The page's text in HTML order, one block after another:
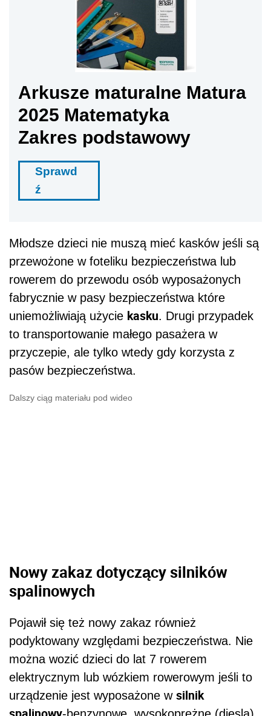
Arkusze maturalne Matura
2025 Matematyka
Zakres podstawowy
Sprawd
ź
Młodsze dzieci nie muszą mieć kasków jeśli są
przewożone w foteliku bezpieczeństwa lub
rowerem do przewodu osób wyposażonych
fabrycznie w pasy bezpieczeństwa które
uniemożliwiają użycie kasku. Drugi przypadek
to transportowanie małego pasażera w
przyczepie, ale tylko wtedy gdy korzysta z
pasów bezpieczeństwa.
Dalszy ciąg materiału pod wideo
Nowy zakaz dotyczący silników
spalinowych
Pojawił się też nowy zakaz również
podyktowany względami bezpieczeństwa. Nie
można wozić dzieci do lat 7 rowerem
elektrycznym lub wózkiem rowerowym jeśli to
urządzenie jest wyposażone w silnik
-benzynowe, wysokoprężne (diesla).